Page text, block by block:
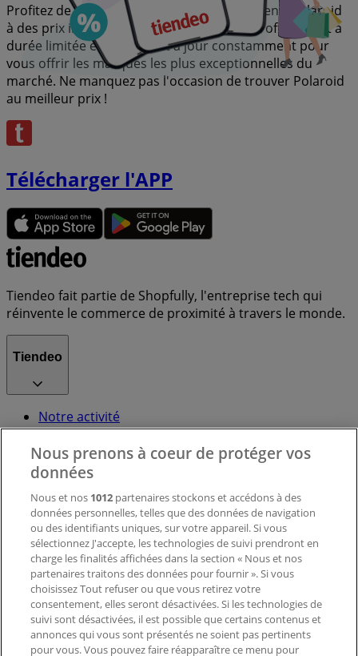
Profitez de cette occasion unique pour obtenir Polaroid
à des prix imbattables. Rappelez-vous, nos offres sont à
durée limitée et se mettent à jour constamment pour
vous offrir les marques les plus exceptionnelles du
marché. Ne manquez pas l'occasion de trouver Polaroid
au meilleur prix !
Télécharger l'APP
Tiendeo fait partie de Shopfully, l'entreprise tech qui
réinvente le commerce de proximité à travers le monde.
Tiendeo
Notre activité
Solutions professionnelles
Nouvelles et médias
Travaillez avec nous
Contactez-nous
Demande marketing et professionnelle
Magasin mal situé sur la carte
Signaler un prospectus
Vous rencontrez un problème technique sur l’appli
ou le site?
Nous prenons à coeur de protéger vos
données
Nous et nos 1012 partenaires stockons et accédons à des
données personnelles, telles que des données de navigation
ou des identifiants uniques, sur votre appareil. Si vous
sélectionnez J'accepte, les technologies de suivi prendront en
charge les finalités affichées dans la section « Nous et nos
partenaires traitons des données pour fournir ». Si vous
choisissez Tout refuser ou que vous retirez votre
consentement, elles seront désactivées. Si les technologies de
suivi sont désactivées, il est possible que certains contenus et
annonces qui vous sont présentés ne soient pas pertinents
pour vous. Vous pouvez faire réapparaître ce menu pour